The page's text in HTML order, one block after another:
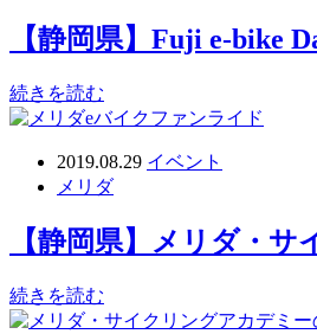
【静岡県】Fuji e-bike
続きを読む
2019.08.29 イベント
メリダ
【静岡県】メリダ・
続きを読む